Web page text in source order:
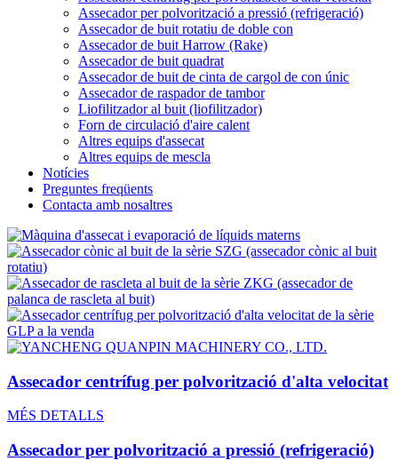
Assecador per polvorització a pressió (refrigeració)
Assecador de buit rotatiu de doble con
Assecador de buit Harrow (Rake)
Assecador de buit quadrat
Assecador de buit de cinta de cargol de con únic
Assecador de raspador de tambor
Liofilitzador al buit (liofilitzador)
Forn de circulació d'aire calent
Altres equips d'assecat
Altres equips de mescla
Notícies
Preguntes freqüents
Contacta amb nosaltres
Assecador centrífug per polvorització d'alta velocitat
MÉS DETALLS
Assecador per polvorització a pressió (refrigeració)